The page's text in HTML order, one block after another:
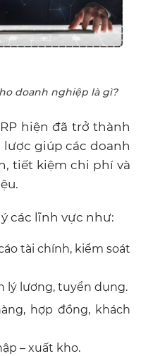
doanh nghiệp là gì?
hiện đã trở thành
giúp các doanh
tiết kiệm chi phí và
các lĩnh vực như:
tài chính, kiểm soát
lý lương, tuyển dụng.
hợp đồng, khách
– xuất kho.